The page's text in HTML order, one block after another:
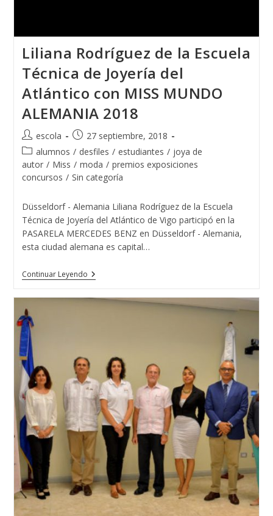
Liliana Rodríguez de la Escuela
Técnica de Joyería del
Atlántico con MISS MUNDO
ALEMANIA 2018
Autor
de
la
entrada:
escola
Publicación
de
la
entrada:
27 septiembre, 2018
Categoría
de
la
alumnos / desfiles / estudiantes / joya de
autor / Miss / moda / premios exposiciones
concursos / Sin categoría
Düsseldorf - Alemania Liliana Rodríguez de la Escuela
Técnica de Joyería del Atlántico de Vigo participó en la
PASARELA MERCEDES BENZ en Düsseldorf - Alemania,
esta ciudad alemana es capital…
Continuar LeyendoLiliana
Rodríguez
La
Atlántico
Con
MISS
MUNDO
ALEMANIA
2018